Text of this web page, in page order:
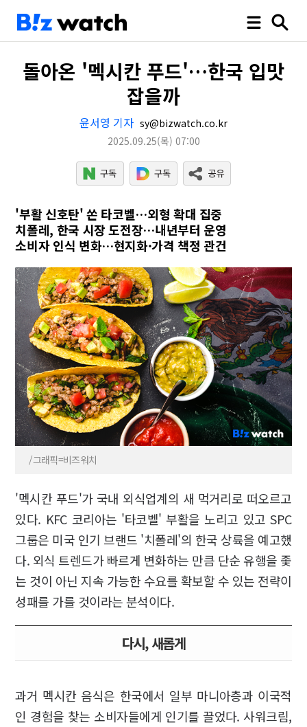
돌아온 '멕시칸 푸드'…한국 입맛
잡을까
윤서영 기자 sy@bizwatch.co.kr
2025.09.25(목) 07:00
'부활 신호탄' 쏜 타코벨…외형 확대 집중
치폴레, 한국 시장 도전장…내년부터 운영
소비자 인식 변화…현지화·가격 책정 관건
/그래픽=비즈워치
'멕시칸 푸드'가 국내 외식업계의 새 먹거리로 떠오르고
있다. KFC 코리아는 '타코벨' 부활을 노리고 있고 SPC
그룹은 미국 인기 브랜드 '치폴레'의 한국 상륙을 예고했
다. 외식 트렌드가 빠르게 변화하는 만큼 단순 유행을 좇
는 것이 아닌 지속 가능한 수요를 확보할 수 있는 전략이
성패를 가를 것이라는 분석이다.
다시, 새롭게
과거 멕시칸 음식은 한국에서 일부 마니아층과 이국적
인 경험을 찾는 소비자들에게 인기를 끌었다. 사워크림,